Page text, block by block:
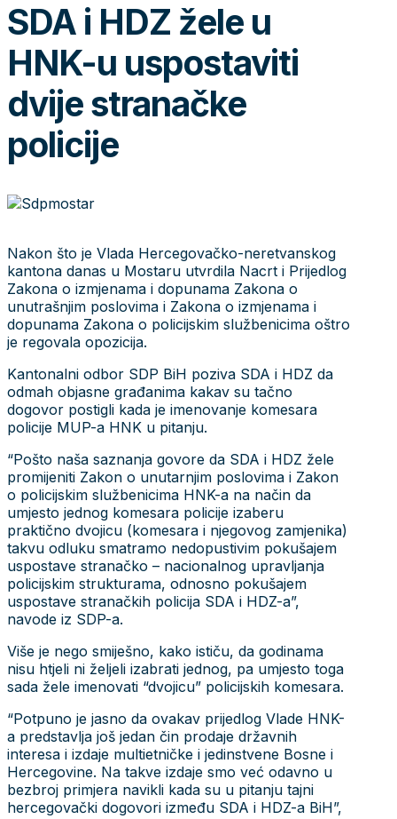
SDA i HDZ žele u
HNK-u uspostaviti
dvije stranačke
policije
Nakon što je Vlada Hercegovačko-neretvanskog
kantona danas u Mostaru utvrdila Nacrt i Prijedlog
Zakona o izmjenama i dopunama Zakona o
unutrašnjim poslovima i Zakona o izmjenama i
dopunama Zakona o policijskim službenicima oštro
je regovala opozicija.
Kantonalni odbor SDP BiH poziva SDA i HDZ da
odmah objasne građanima kakav su tačno
dogovor postigli kada je imenovanje komesara
policije MUP-a HNK u pitanju.
“Pošto naša saznanja govore da SDA i HDZ žele
promijeniti Zakon o unutarnjim poslovima i Zakon
o policijskim službenicima HNK-a na način da
umjesto jednog komesara policije izaberu
praktično dvojicu (komesara i njegovog zamjenika)
takvu odluku smatramo nedopustivim pokušajem
uspostave stranačko – nacionalnog upravljanja
policijskim strukturama, odnosno pokušajem
uspostave stranačkih policija SDA i HDZ-a”,
navode iz SDP-a.
Više je nego smiješno, kako ističu, da godinama
nisu htjeli ni željeli izabrati jednog, pa umjesto toga
sada žele imenovati “dvojicu” policijskih komesara.
“Potpuno je jasno da ovakav prijedlog Vlade HNK-
a predstavlja još jedan čin prodaje državnih
interesa i izdaje multietničke i jedinstvene Bosne i
Hercegovine. Na takve izdaje smo već odavno u
bezbroj primjera navikli kada su u pitanju tajni
hercegovački dogovori između SDA i HDZ-a BiH”,